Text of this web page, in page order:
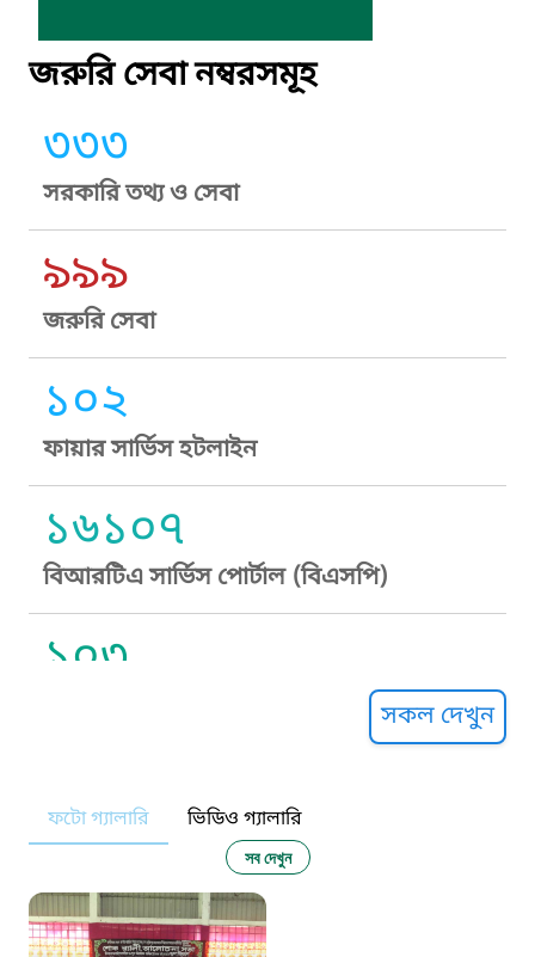
জরুরি সেবা নম্বরসমূহ
৩৩৩
সরকারি তথ্য ও সেবা
৯৯৯
জরুরি সেবা
১০২
ফায়ার সার্ভিস হটলাইন
১৬১০৭
বিআরটিএ সার্ভিস পোর্টাল (বিএসপি)
১০৩
নারী ও শিশু নির্যাতন প্রতিরোধ
১০৬
সকল দেখুন
ফটো গ্যালারি ভিডিও গ্যালারি
সব দেখুন